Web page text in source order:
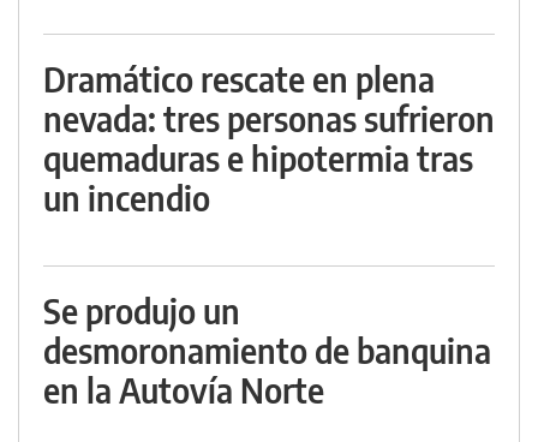
Dramático rescate en plena
nevada: tres personas sufrieron
quemaduras e hipotermia tras
un incendio
Se produjo un
desmoronamiento de banquina
en la Autovía Norte